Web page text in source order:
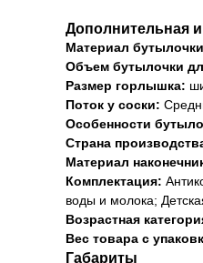
Дополнительная
Материал
Объем бутылочки
Размер горлышка:
Поток у соски:
Особенности
Страна
Материал
Комплектация:
воды и молока;
Возрастная
Вес товара с
Габариты